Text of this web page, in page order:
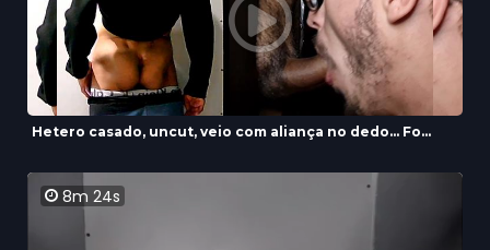
Hetero casado, uncut, veio com aliança no dedo... Fo...
8m 24s